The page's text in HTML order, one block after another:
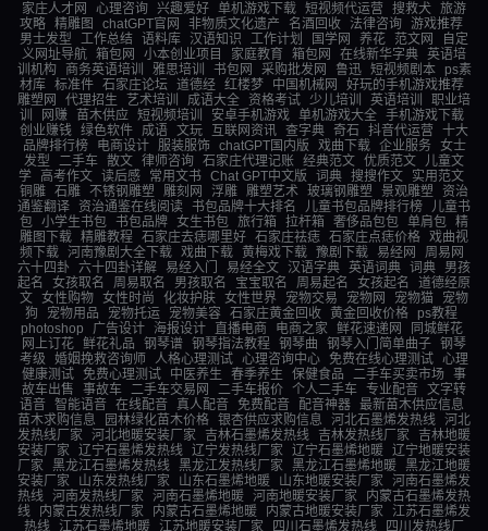
家庄人才网
心理咨询 兴趣爱好 单机游戏下载 短视频代运营 搜救犬 旅游
攻略 精雕图 chatGPT官网 非物质文化遗产 名酒回收 法律咨询 游戏推荐
男士发型
工作总结 语料库 汉语知识 工作计划 国学网 养花 范文网
自定
义网址导航 箱包网 小本创业项目 家庭教育 箱包网 在线新华字典 英语培
训机构
商务英语培训 雅思培训 书包网 采购批发网 鲁迅 短视频剧本
ps素
材库
标准件 石家庄论坛 道德经 红楼梦 中国机械网
好玩的手机游戏推荐
雕塑网
代理招生 艺术培训 成语大全 资格考试 少儿培训 英语培训
职业培
训
网赚 苗木供应 短视频培训 安卓手机游戏 单机游戏大全
手机游戏下载
创业赚钱 绿色软件 成语 文玩 互联网资讯 查字典 奇石 抖音代运营
十大
品牌排行榜
电商设计 服装服饰 chatGPT国内版 戏曲下载 企业服务
女士
发型
二手车 散文 律师咨询 石家庄代理记账 经典范文 优质范文
儿童文
学
高考作文 读后感 常用文书 Chat GPT中文版 词典 搜搜作文
实用范文
铜雕 石雕 不锈钢雕塑 雕刻网 浮雕 雕塑艺术 玻璃钢雕塑 景观雕塑
资治
通鉴翻译
资治通鉴在线阅读 书包品牌十大排名 儿童书包品牌排行榜
儿童书
包 小学生书包 书包品牌 女生书包 旅行箱 拉杆箱 奢侈品包包 单肩包 精
雕图下载 精雕教程 石家庄去痣哪里好 石家庄祛痣 石家庄点痣价格 戏曲视
频下载
河南豫剧大全下载 戏曲下载 黄梅戏下载 豫剧下载 易经网
周易网
六十四卦
六十四卦详解 易经入门 易经全文 汉语字典 英语词典 词典
男孩
起名
女孩取名 周易取名 男孩取名 宝宝取名 周易起名 女孩起名
道德经原
文 女性购物 女性时尚 化妆护肤 女性世界 宠物交易 宠物网 宠物猫
宠物
狗
宠物用品 宠物托运 宠物美容 石家庄黄金回收 黄金回收价格
ps教程
photoshop
广告设计 海报设计 直播电商 电商之家 鲜花速递网
同城鲜花
网上订花 鲜花礼品 钢琴谱 钢琴指法教程 钢琴曲 钢琴入门简单曲子 钢琴
考级
婚姻挽救咨询师 人格心理测试 心理咨询中心 免费在线心理测试 心理
健康测试
免费心理测试 中医养生 春季养生 保健食品 二手车买卖市场
事
故车出售
事故车 二手车交易网 二手车报价 个人二手车 专业配音 文字转
语音
智能语音 在线配音 真人配音 免费配音 配音神器
最新苗木供应信息
苗木求购信息
园林绿化苗木价格 银杏供应求购信息 河北石墨烯发热线 河北
发热线厂家 河北地暖安装厂家 吉林石墨烯发热线 吉林发热线厂家
吉林地暖
安装厂家 辽宁石墨烯发热线 辽宁发热线厂家 辽宁石墨烯地暖 辽宁地暖安装
厂家 黑龙江石墨烯发热线 黑龙江发热线厂家 黑龙江石墨烯地暖 黑龙江地暖
安装厂家
山东发热线厂家 山东石墨烯地暖 山东地暖安装厂家 河南石墨烯发
热线 河南发热线厂家 河南石墨烯地暖 河南地暖安装厂家
内蒙古石墨烯发热
线
内蒙古发热线厂家 内蒙古石墨烯地暖 内蒙古地暖安装厂家
江苏石墨烯发
热线
江苏石墨烯地暖 江苏地暖安装厂家 四川石墨烯发热线 四川发热线厂